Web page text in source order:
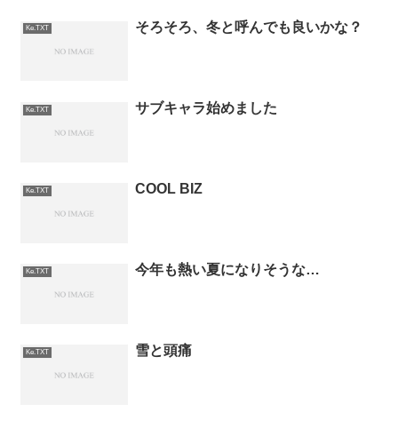
Ke.TXT そろそろ、冬と呼んでも良いかな？
Ke.TXT サブキャラ始めました
Ke.TXT COOL BIZ
Ke.TXT 今年も熱い夏になりそうな…
Ke.TXT 雪と頭痛